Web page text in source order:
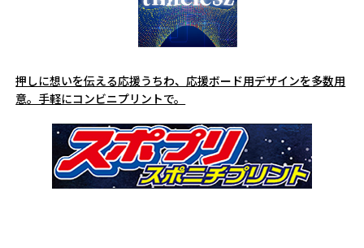
押しに想いを伝える応援うちわ、応援ボード用デザインを多数用
意。手軽にコンビニプリントで。